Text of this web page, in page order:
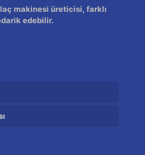
makinesi üreticisi, farklı
edebilir.